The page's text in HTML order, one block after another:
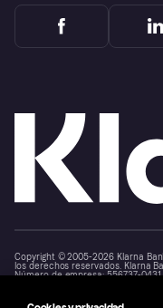
Copyright © 2005-2026 Klarna
los derechos reservados. Klarna
Número de empresa: 556737-0431